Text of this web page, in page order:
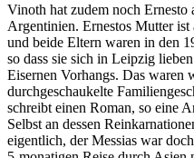
Vinoth hat zudem noch Ernesto
Argentinien. Ernestos Mutter ist
und beide Eltern waren in den
so dass sie sich in Leipzig
Eisernen Vorhangs. Das waren
durchgeschaukelte
schreibt einen Roman, so eine
Selbst an dessen
eigentlich, der Messias war